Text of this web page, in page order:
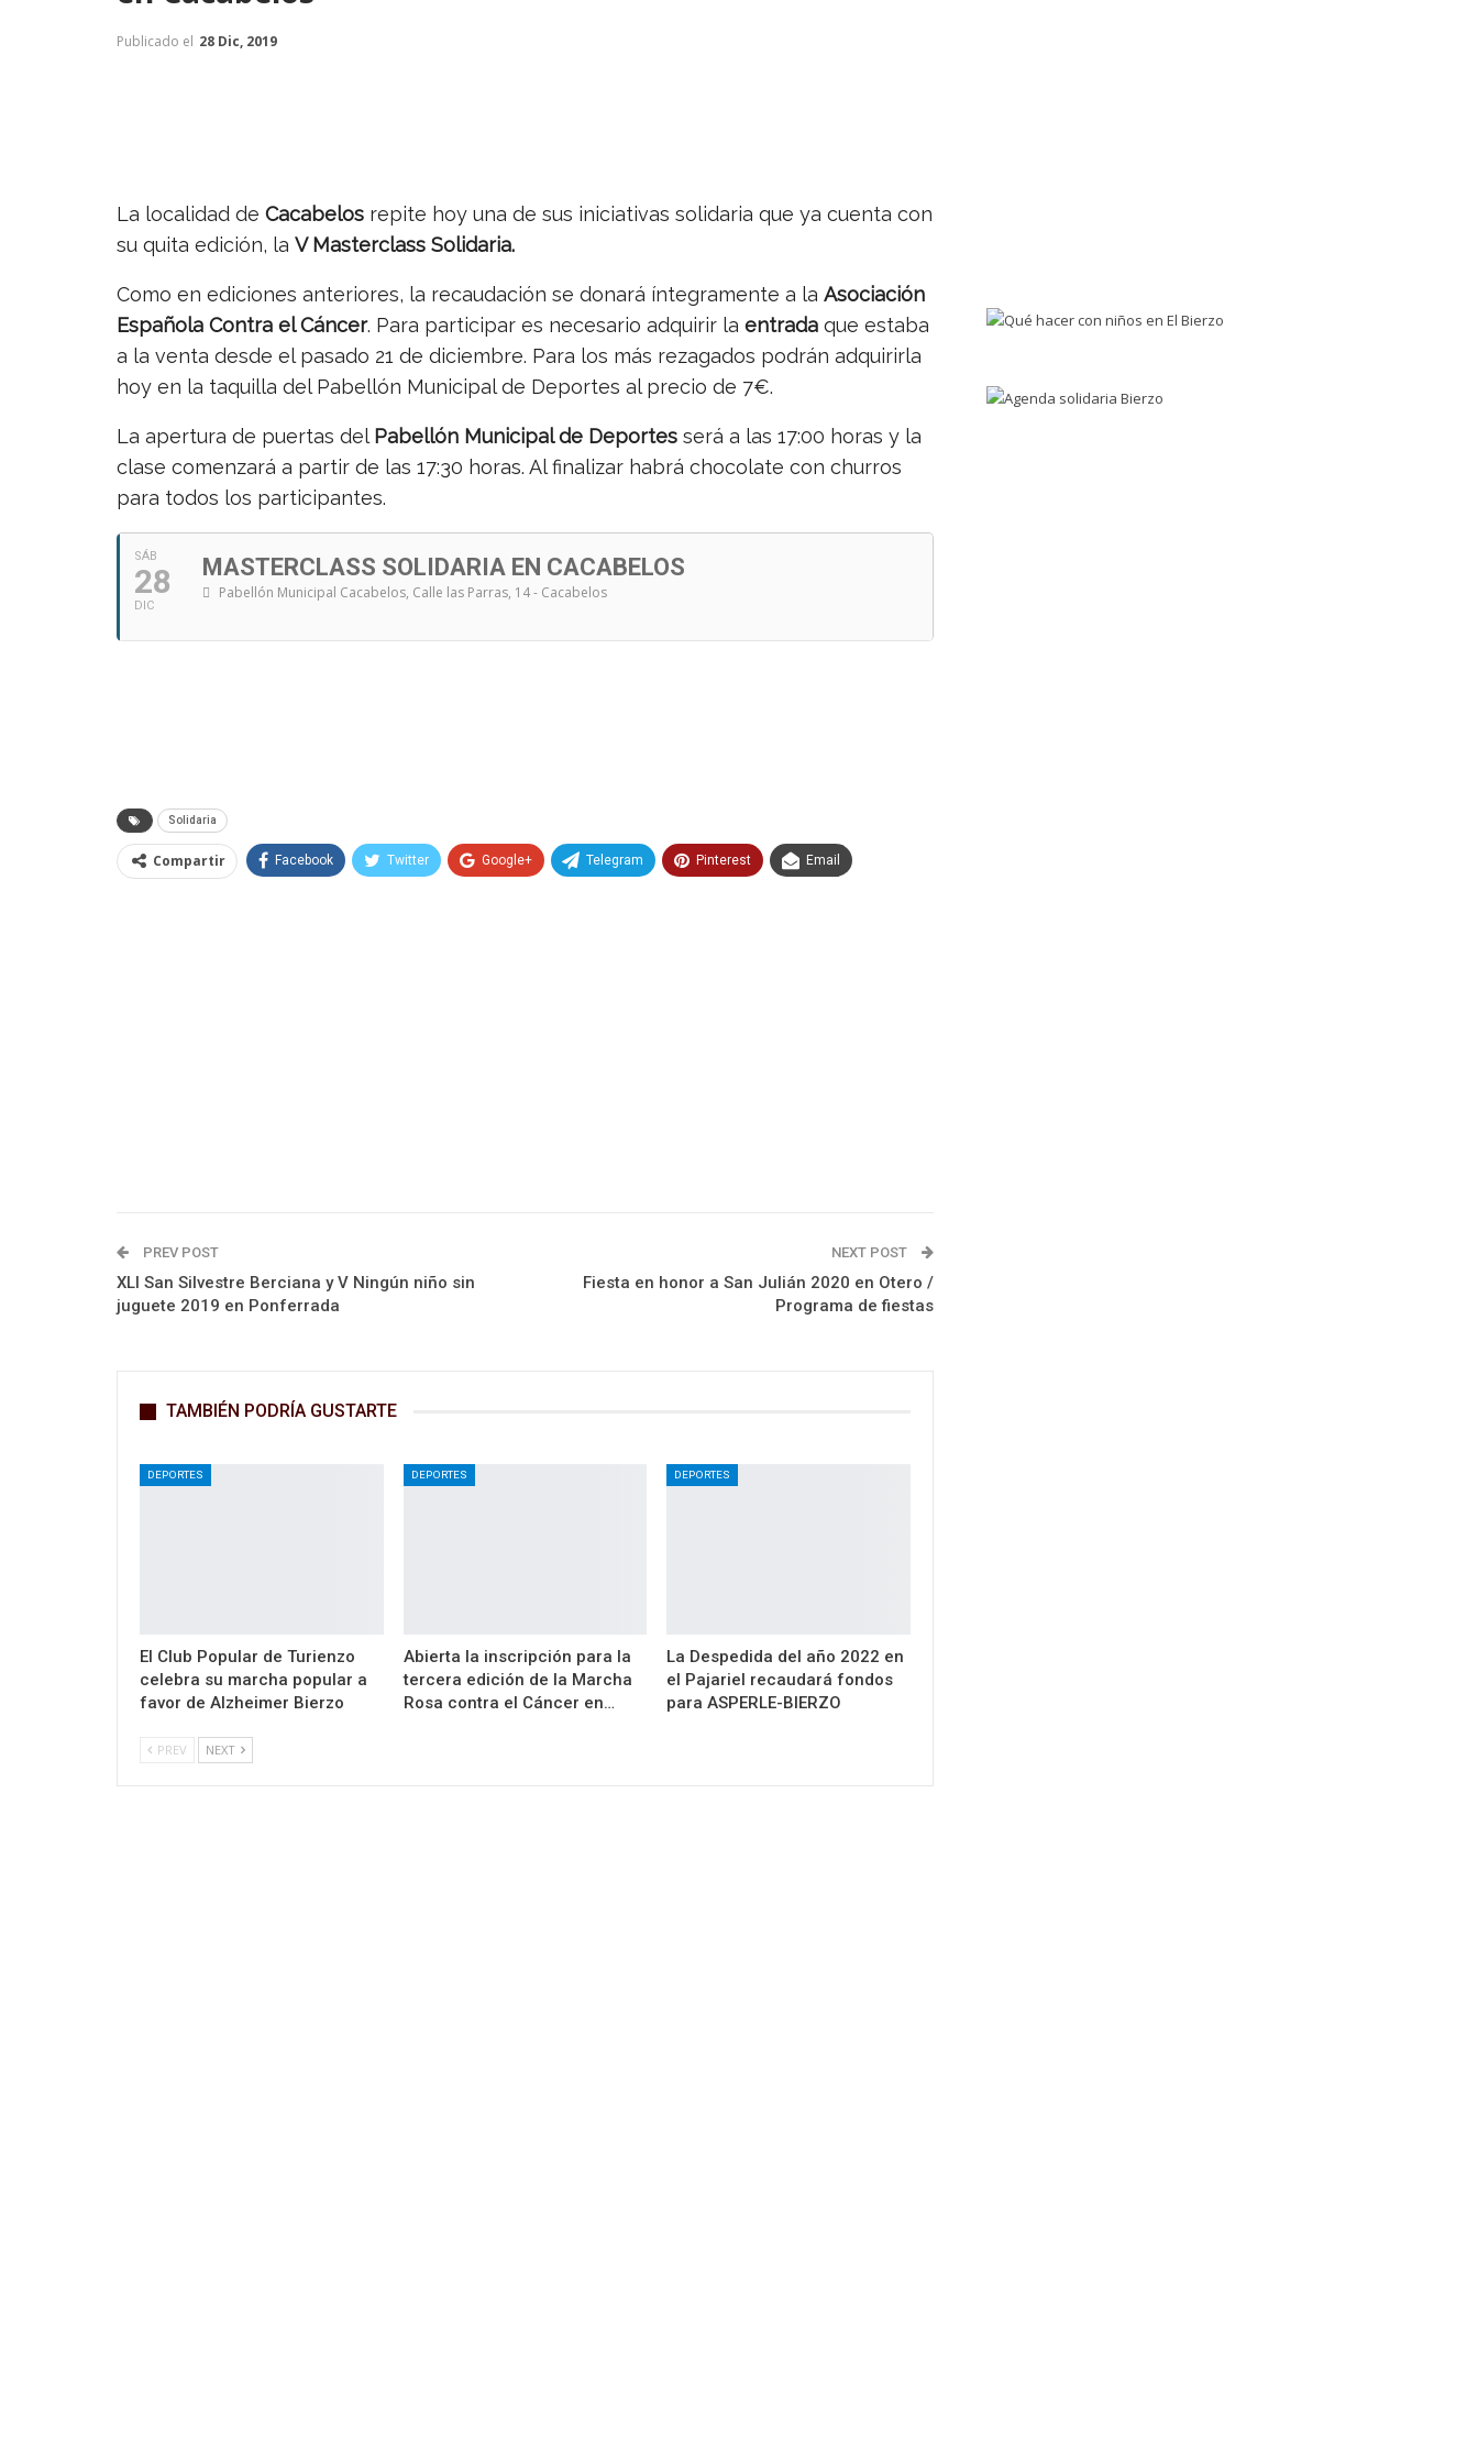
Publicado el 28 Dic, 2019
La localidad de Cacabelos repite hoy una de sus iniciativas solidaria que ya cuenta con
su quita edición, la V Masterclass Solidaria.
Como en ediciones anteriores, la recaudación se donará íntegramente a la Asociación
Española Contra el Cáncer. Para participar es necesario adquirir la entrada que estaba
a la venta desde el pasado 21 de diciembre. Para los más rezagados podrán adquirirla
hoy en la taquilla del Pabellón Municipal de Deportes al precio de 7€.
La apertura de puertas del Pabellón Municipal de Deportes será a las 17:00 horas y la
clase comenzará a partir de las 17:30 horas. Al finalizar habrá chocolate con churros
para todos los participantes.
SÁB
28
DIC
MASTERCLASS SOLIDARIA EN CACABELOS
Pabellón Municipal Cacabelos, Calle las Parras, 14 - Cacabelos
Solidaria
Compartir Facebook Twitter Google+ Telegram Pinterest Email
PREV POST
XLI San Silvestre Berciana y V Ningún niño sin
juguete 2019 en Ponferrada
NEXT POST
Fiesta en honor a San Julián 2020 en Otero /
Programa de fiestas
TAMBIÉN PODRÍA GUSTARTE
DEPORTES
El Club Popular de Turienzo
celebra su marcha popular a
favor de Alzheimer Bierzo
DEPORTES
Abierta la inscripción para la
tercera edición de la Marcha
Rosa contra el Cáncer en…
DEPORTES
La Despedida del año 2022 en
el Pajariel recaudará fondos
para ASPERLE-BIERZO
PREV NEXT